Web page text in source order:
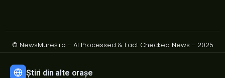
© NewsMureș.ro - AI Processed & Fact Checked News - 2025
Știri din alte orașe